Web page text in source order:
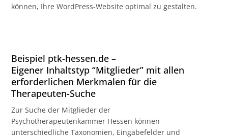
können, Ihre WordPress-Website optimal zu gestalten.
Beispiel ptk-hessen.de –
Eigener Inhaltstyp “Mitglieder” mit allen
erforderlichen Merkmalen für die
Therapeuten-Suche
Zur Suche der Mitglieder der
Psychotherapeutenkammer Hessen können
unterschiedliche Taxonomien, Eingabefelder und